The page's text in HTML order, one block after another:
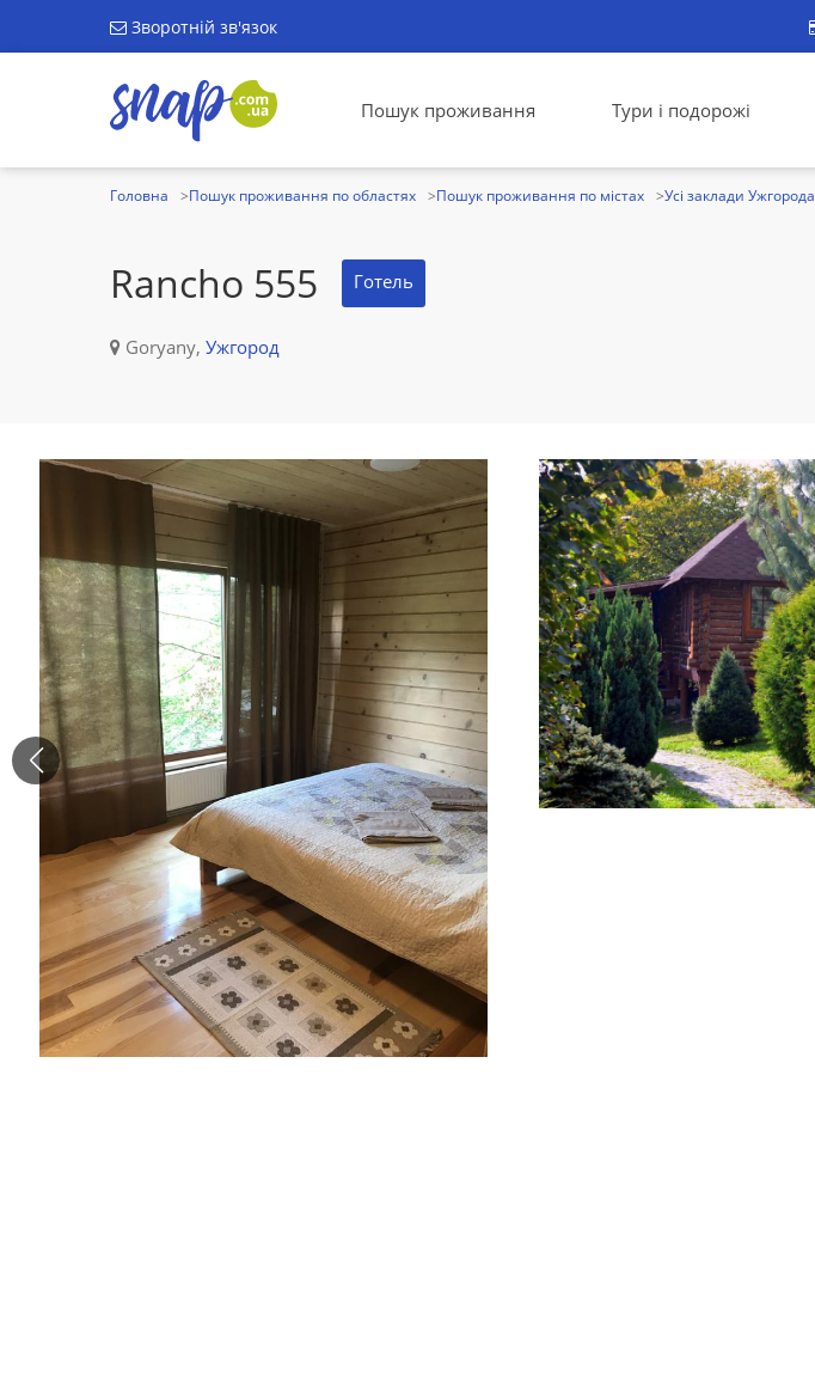
Зворотній зв'язок
Пошук проживання Тури і подорожі
Головна Пошук проживання по областях Пошук проживання по містах Усі заклади Ужгорода
Rancho 555 Готель
Goryany, Ужгород